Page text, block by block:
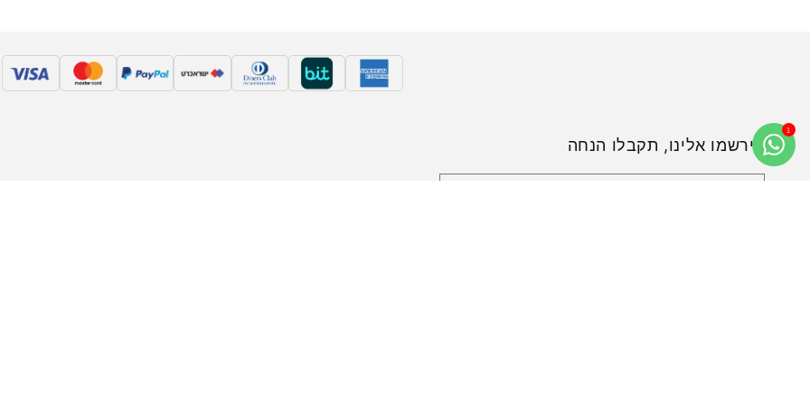
הירשמו אלינו, תקבלו הנחה